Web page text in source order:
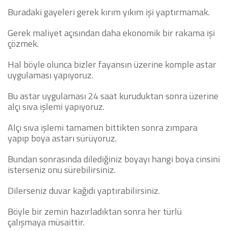
Buradaki gayeleri gerek kırım yıkım işi yaptırmamak.
Gerek maliyet açısından daha ekonomik bir rakama işi
çözmek.
Hal böyle olunca bizler fayansın üzerine komple astar
uygulaması yapıyoruz.
Bu astar uygulaması 24 saat kuruduktan sonra üzerine
alçı sıva işlemi yapıyoruz.
Alçı sıva işlemi tamamen bittikten sonra zımpara
yapıp boya astarı sürüyoruz.
Bundan sonrasında dilediğiniz boyayı hangi boya cinsini
isterseniz onu sürebilirsiniz.
Dilerseniz duvar kağıdı yaptırabilirsiniz.
Böyle bir zemin hazırladıktan sonra her türlü
çalışmaya müsaittir.